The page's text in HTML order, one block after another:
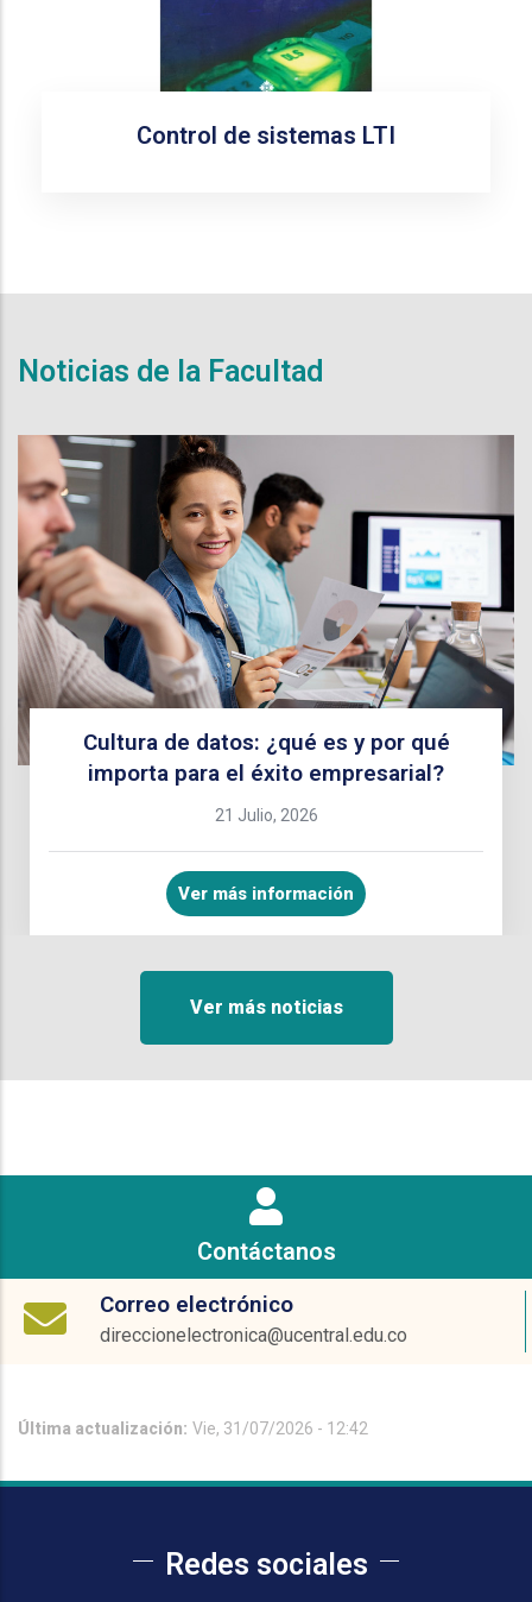
Control de sistemas LTI
Noticias de la Facultad
Cultura de datos: ¿qué es y por qué
importa para el éxito empresarial?
21 Julio, 2026
Ver más información
Ver más noticias
Contáctanos
Correo electrónico
direccionelectronica@ucentral.edu.co
Última actualización: Vie, 31/07/2026 - 12:42
Redes sociales